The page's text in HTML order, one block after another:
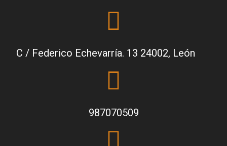
C / Federico Echevarría. 13 24002, León
987070509